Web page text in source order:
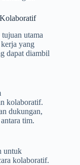
utama
yang
dapat diambil
kolaboratif.
dukungan,
tim.
untuk
kolaboratif.